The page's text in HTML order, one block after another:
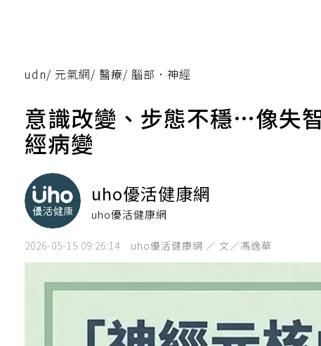
udn/ 元氣網/ 醫療/ 腦部．神經
意識改變、步態不穩…像失
經病變
uho優活健康網
uho優活健康網
2026-05-15 09:26:14 uho優活健康網 ／ 文／馮逸華